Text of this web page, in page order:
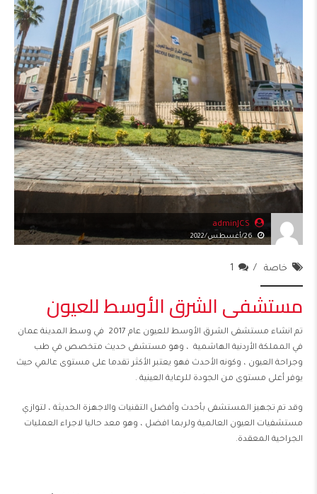
adminJCS
26/أغسطس/2022
خاصة 1
مستشفى الشرق الأوسط للعيون
تم انشاء مستشفى الشرق الأوسط للعيون عام 2017 في وسط المدينة عمان
في المملكة الأردنية الهاشمية ، وهو مستشفى حديث متخصص في طب
وجراحة العيون ، وكونه الأحدث فهو يعتبر الأكثر تقدما على مستوى عالمي حيث
يوفر أعلى مستوى من الجودة للرعاية العينية .
وقد تم تجهيز المستشفى بأحدث وأفضل التقنيات والاجهزة الحديثة ، لتوازي
مستشفيات العيون العالمية ولربما افضل ، وهو معد حاليا لاجراء العمليات
الجراحية المعقدة.